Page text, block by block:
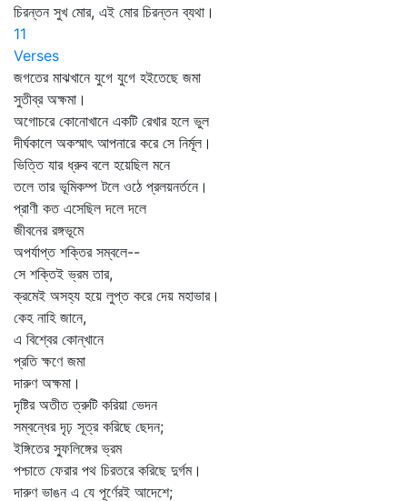
চিরন্তন সুখ মোর, এই মোর চিরন্তন ব্যথা।
11
Verses
জগতের মাঝখানে যুগে যুগে হইতেছে জমা
সুতীব্র অক্ষমা।
অগোচরে কোনোখানে একটি রেখার হলে ভুল
দীর্ঘকালে অকস্মাৎ আপনারে করে সে নির্মূল।
ভিত্তি যার ধ্রুব বলে হয়েছিল মনে
তলে তার ভূমিকম্প টলে ওঠে প্রলয়নর্তনে।
প্রাণী কত এসেছিল দলে দলে
জীবনের রঙ্গভূমে
অপর্যাপ্ত শক্তির সম্বলে--
সে শক্তিই ভ্রম তার,
ক্রমেই অসহ্য হয়ে লুপ্ত করে দেয় মহাভার।
কেহ নাহি জানে,
এ বিশ্বের কোন্‌খানে
প্রতি ক্ষণে জমা
দারুণ অক্ষমা।
দৃষ্টির অতীত ত্রুটি করিয়া ভেদন
সম্বন্ধের দৃঢ় সূত্র করিছে ছেদন;
ইঙ্গিতের স্ফুলিঙ্গের ভ্রম
পশ্চাতে ফেরার পথ চিরতরে করিছে দুর্গম।
দারুণ ভাঙন এ যে পূর্ণেরই আদেশে;